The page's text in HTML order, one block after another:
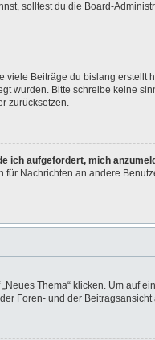
solltest du die Board-
Beiträge du bislang
wurden. Bitte schreibe keine
zurücksetzen.
ich aufgefordert, mich
Nachrichten an andere
Thema“ klicken. Um auf
Foren- und der